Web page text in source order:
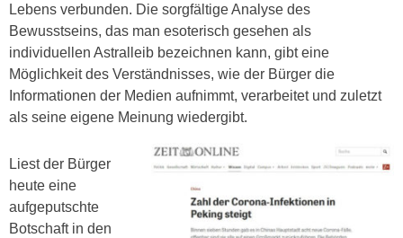
Lebens verbunden. Die sorgfältige Analyse des
Bewusstseins, das man esoterisch gesehen als
individuellen Astralleib bezeichnen kann, gibt eine
Möglichkeit des Verständnisses, wie der Bürger die
Informationen der Medien aufnimmt, verarbeitet und zuletzt
als seine eigene Meinung wiedergibt.
Liest der Bürger
heute eine
aufgeputschte
Botschaft in den